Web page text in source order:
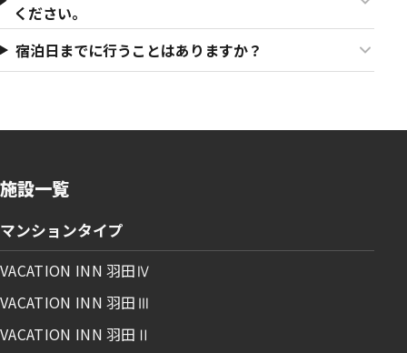
ください。
宿泊日までに行うことはありますか？
施設一覧
マンションタイプ
VACATION INN 羽田Ⅳ
VACATION INN 羽田Ⅲ
VACATION INN 羽田Ⅱ